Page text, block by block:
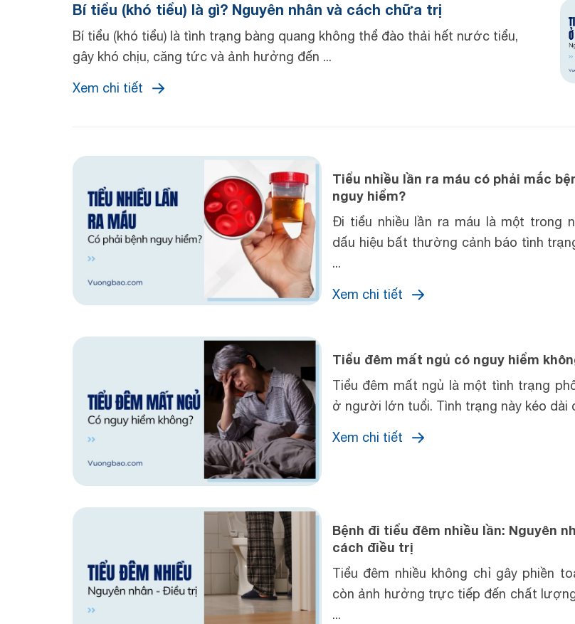
Bí tiểu (khó tiểu) là gì? Nguyên nhân và cách chữa trị
Bí tiểu (khó tiểu) là tình trạng bàng quang không thể đào thải hết nước tiểu,
gây khó chịu, căng tức và ảnh hưởng đến ...
Xem chi tiết
Tiểu nhiều lần ra máu có phải mắc
nguy hiểm?
Đi tiểu nhiều lần ra máu là một trong
dấu hiệu bất thường cảnh báo tình
...
Xem chi tiết
Tiểu đêm mất ngủ có nguy hiểm
Tiểu đêm mất ngủ là một tình trạng
ở người lớn tuổi. Tình trạng này kéo dài
Xem chi tiết
Bệnh đi tiểu đêm nhiều lần: Nguyên
cách điều trị
Tiểu đêm nhiều không chỉ gây phiền
còn ảnh hưởng trực tiếp đến chất
...